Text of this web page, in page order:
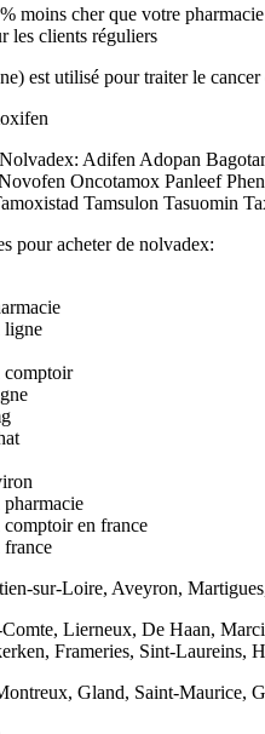
moins cher que votre
les clients réguliers
est utilisé pour traiter le cancer
Adifen Adopan
Oncotamox Panleef
Tamsulon Tasuomin
pour acheter de nolvadex:
ligne
comptoir
en france
france
sur-Loire, Aveyron,
Lierneux, De Haan,
Frameries, Sint-Laureins,
Gland, Saint-Maurice,